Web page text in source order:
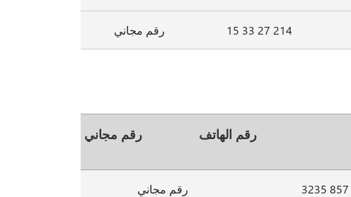
214 27 33 15 رقم مجاني
رقم الهاتف رقم مجاني
رقم مجاني